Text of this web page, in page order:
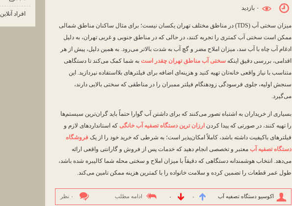
میزان سختی آب (TDS) در مناطق مختلف تهران یکسان نیست؛ برای مثال ساکنان مناطق شمالی
ممکن است سختی آب کمتری را تجربه کنند، در حالی که در مناطق جنوبی و غربی تهران، به دلیل
ادغام آب چاه با آب سد، میزان املاح مضر و گچ آب به شدت بالاتر می‌رود. به همین دلیل، پیش از هر
اقدامی، بررسی دقیق اینکه سختی آب مناطق تهران چقدر است به شما کمک می‌کند تا دستگاهی
متناسب با نیاز واقعی خانه‌تان تهیه کنید و هزینه‌ای اضافه برای فیلترهای بلااستفاده نپردازید. این
سنجش اولیه، جلوی فرسودگی زودهنگام فیلتر ممبران را در مناطقی که سختی بالایی دارند،
می‌گیرد.
بسیاری از خریداران به اشتباه تصور می‌کنند که برای داشتن آب گوارا حتماً باید گران‌ترین سیستم‌ها
را تهیه کنند، در صورتی که پیدا کردن ارزان ترین دستگاه تصفیه آب خانگی که استانداردهای لازم و
فیلترهای باکیفیت داشته باشد، کاملاً امکان‌پذیر است؛ به شرطی که خرید خود را از یک فروشگاه
دستگاه تصفیه آب معتبر و تخصصی انجام دهید که خدمات پس از فروش و گارانتی واقعی ارائه
می‌دهد. انتخاب هوشمندانه دستگاهی که دقیقاً با میزان املاح و سختی محله شما کالیبره شده باشد،
طول عمر قطعات را تضمین کرده و سلامت خانواده را با کمترین هزینه ممکن تامین می‌کند.
اکوسیو دستگاه تصفیه آب ۰ ۰ ادامه مطلب ۰ نظر
افراد آنلاین